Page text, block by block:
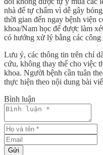
nhà để tự chấm vì dễ gây
thời gian đến ngay bệnh viện
khoa/Nam học để được làm
có hướng xử lý bằng các
Lưu ý, các thông tin trên chỉ
cứu, không thay thế cho việc
khoa. Người bệnh cần tuân
thực hiện theo nội dung bài
Bình luận
Gửi